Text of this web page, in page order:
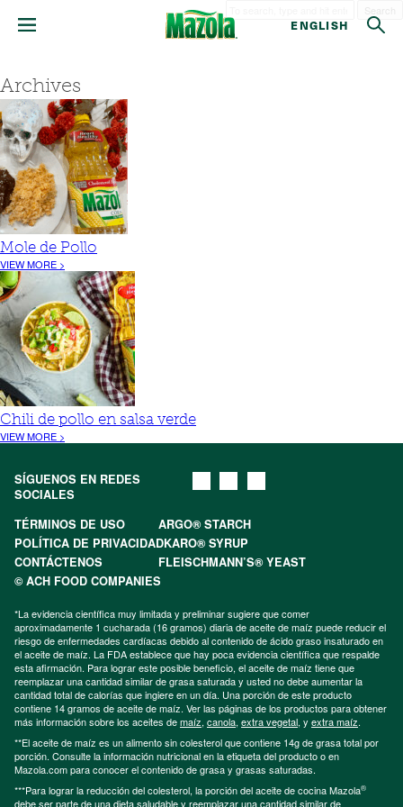
ENGLISH
Archives
Mole de Pollo
VIEW MORE >
Chili de pollo en salsa verde
VIEW MORE >
SÍGUENOS EN REDES
SOCIALES
TÉRMINOS DE USO
ARGO® STARCH
POLÍTICA DE PRIVACIDADKARO® SYRUP
CONTÁCTENOS
FLEISCHMANN’S® YEAST
© ACH FOOD COMPANIES
*La evidencia científica muy limitada y preliminar sugiere que comer
aproximadamente 1 cucharada (16 gramos) diaria de aceite de maíz puede reducir el
riesgo de enfermedades cardíacas debido al contenido de ácido graso insaturado en
el aceite de maíz. La FDA establece que hay poca evidencia científica que respalde
esta afirmación. Para lograr este posible beneficio, el aceite de maíz tiene que
reemplazar una cantidad similar de grasa saturada y usted no debe aumentar la
cantidad total de calorías que ingiere en un día. Una porción de este producto
contiene 14 gramos de aceite de maíz. Ver las páginas de los productos para obtener
más información sobre los aceites demaíz, canola, extra vegetal, y extra maíz.
**El aceite de maíz es un alimento sin colesterol que contiene 14g de grasa total por
porción. Consulte la información nutricional en la etiqueta del producto o en
Mazola.com para conocer el contenido de grasa y grasas saturadas.
***Para lograr la reducción del colesterol, la porción del aceite de cocina Mazola®
debe ser parte de una dieta saludable y reemplazar una cantidad similar de